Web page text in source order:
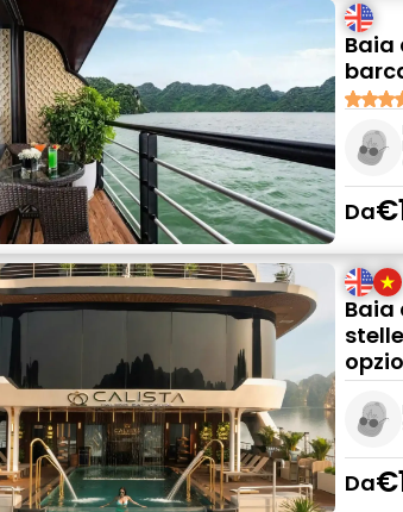
Baia
Da
Baia
Da